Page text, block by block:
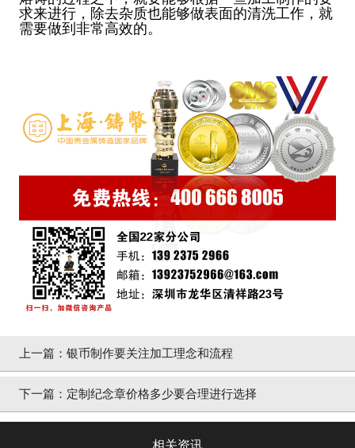
求来进行，除去杂质也能够做表面的清洗工作，就
需要做到非常高效的。
上一篇： 银币制作要关注加工理念和流程
下一篇： 定制纪念章价格多少要合理进行选择
相关资讯